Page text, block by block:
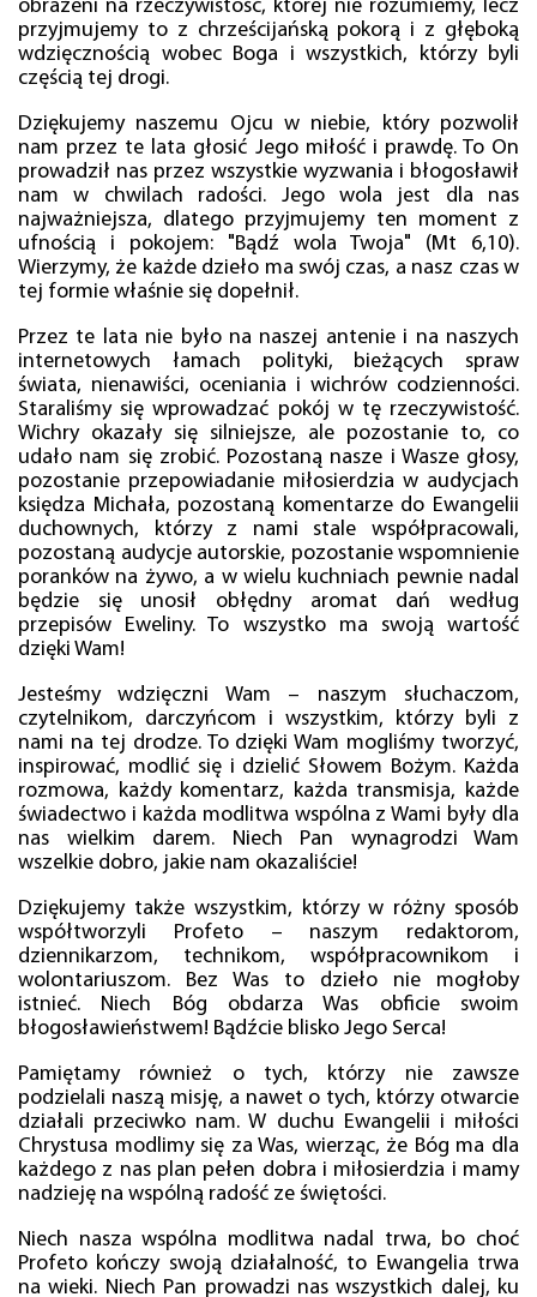
obrażeni na rzeczywistość, której nie rozumiemy, lecz
przyjmujemy to z chrześcijańską pokorą i z głęboką
wdzięcznością wobec Boga i wszystkich, którzy byli
częścią tej drogi.
Dziękujemy naszemu Ojcu w niebie, który pozwolił
nam przez te lata głosić Jego miłość i prawdę. To On
prowadził nas przez wszystkie wyzwania i błogosławił
nam w chwilach radości. Jego wola jest dla nas
najważniejsza, dlatego przyjmujemy ten moment z
ufnością i pokojem: "Bądź wola Twoja" (Mt 6,10).
Wierzymy, że każde dzieło ma swój czas, a nasz czas w
tej formie właśnie się dopełnił.
Przez te lata nie było na naszej antenie i na naszych
internetowych łamach polityki, bieżących spraw
świata, nienawiści, oceniania i wichrów codzienności.
Staraliśmy się wprowadzać pokój w tę rzeczywistość.
Wichry okazały się silniejsze, ale pozostanie to, co
udało nam się zrobić. Pozostaną nasze i Wasze głosy,
pozostanie przepowiadanie miłosierdzia w audycjach
księdza Michała, pozostaną komentarze do Ewangelii
duchownych, którzy z nami stale współpracowali,
pozostaną audycje autorskie, pozostanie wspomnienie
poranków na żywo, a w wielu kuchniach pewnie nadal
będzie się unosił obłędny aromat dań według
przepisów Eweliny. To wszystko ma swoją wartość
dzięki Wam!
Jesteśmy wdzięczni Wam – naszym słuchaczom,
czytelnikom, darczyńcom i wszystkim, którzy byli z
nami na tej drodze. To dzięki Wam mogliśmy tworzyć,
inspirować, modlić się i dzielić Słowem Bożym. Każda
rozmowa, każdy komentarz, każda transmisja, każde
świadectwo i każda modlitwa wspólna z Wami były dla
nas wielkim darem. Niech Pan wynagrodzi Wam
wszelkie dobro, jakie nam okazaliście!
Dziękujemy także wszystkim, którzy w różny sposób
współtworzyli Profeto – naszym redaktorom,
dziennikarzom, technikom, współpracownikom i
wolontariuszom. Bez Was to dzieło nie mogłoby
istnieć. Niech Bóg obdarza Was obficie swoim
błogosławieństwem! Bądźcie blisko Jego Serca!
Pamiętamy również o tych, którzy nie zawsze
podzielali naszą misję, a nawet o tych, którzy otwarcie
działali przeciwko nam. W duchu Ewangelii i miłości
Chrystusa modlimy się za Was, wierząc, że Bóg ma dla
każdego z nas plan pełen dobra i miłosierdzia i mamy
nadzieję na wspólną radość ze świętości.
Niech nasza wspólna modlitwa nadal trwa, bo choć
Profeto kończy swoją działalność, to Ewangelia trwa
na wieki. Niech Pan prowadzi nas wszystkich dalej, ku